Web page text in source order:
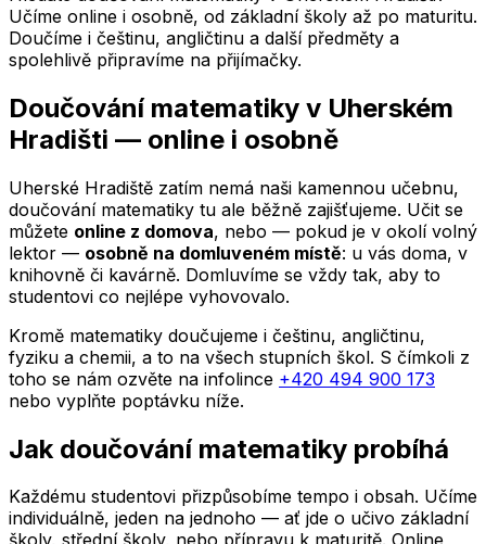
Učíme online i osobně, od základní školy až po maturitu.
Doučíme i češtinu, angličtinu a další předměty a
spolehlivě připravíme na přijímačky.
Doučování matematiky v Uherském
Hradišti — online i osobně
Uherské Hradiště zatím nemá naši kamennou učebnu,
doučování matematiky tu ale běžně zajišťujeme. Učit se
můžete online z domova, nebo — pokud je v okolí volný
lektor — osobně na domluveném místě: u vás doma, v
knihovně či kavárně. Domluvíme se vždy tak, aby to
studentovi co nejlépe vyhovovalo.
Kromě matematiky doučujeme i češtinu, angličtinu,
fyziku a chemii, a to na všech stupních škol. S čímkoli z
toho se nám ozvěte na infolince +420 494 900 173
nebo vyplňte poptávku níže.
Jak doučování matematiky probíhá
Každému studentovi přizpůsobíme tempo i obsah. Učíme
individuálně, jeden na jednoho — ať jde o učivo základní